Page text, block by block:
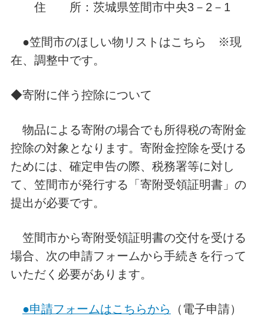
住 所：茨城県笠間市中央3－2－1
●笠間市のほしい物リストはこちら ※現
在、調整中です。
◆寄附に伴う控除について
物品による寄附の場合でも所得税の寄附金
控除の対象となります。寄附金控除を受ける
ためには、確定申告の際、税務署等に対し
て、笠間市が発行する「寄附受領証明書」の
提出が必要です。
笠間市から寄附受領証明書の交付を受ける
場合、次の申請フォームから手続きを行って
いただく必要があります。
●申請フォームはこちらから （電子申請）